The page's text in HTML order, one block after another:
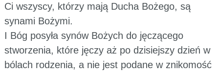
Ci wszyscy, którzy mają Ducha Bożego, są
synami Bożymi.
I Bóg posyła synów Bożych do jęczącego
stworzenia, które jęczy aż po dzisiejszy dzień w
bólach rodzenia, a nie jest podane w znikomość